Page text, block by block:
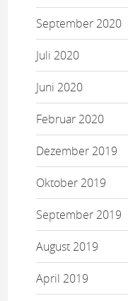
September 2020
Juli 2020
Juni 2020
Februar 2020
Dezember 2019
Oktober 2019
September 2019
August 2019
April 2019